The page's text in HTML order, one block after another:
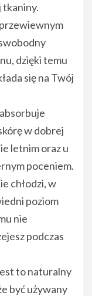
tkaniny.
dzięki temu
się na Twój
w dobrej
letnim oraz u
poceniem.
chłodzi, w
poziom
nie
podczas
to naturalny
być używany